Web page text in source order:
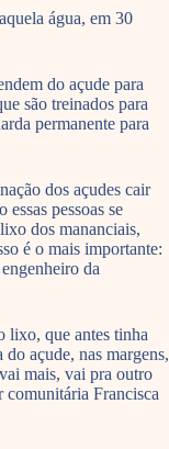
água, em 30
do açude para
são treinados para
permanente para
dos açudes cair
pessoas se
dos mananciais,
é o mais importante:
da
lixo, que antes tinha
açude, nas margens,
mais, vai pra outro
comunitária Francisca